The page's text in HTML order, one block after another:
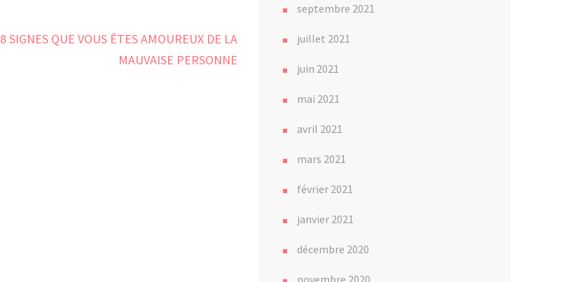
8 SIGNES QUE VOUS ÊTES AMOUREUX DE LA
MAUVAISE PERSONNE
septembre 2021
juillet 2021
juin 2021
mai 2021
avril 2021
mars 2021
février 2021
janvier 2021
décembre 2020
novembre 2020